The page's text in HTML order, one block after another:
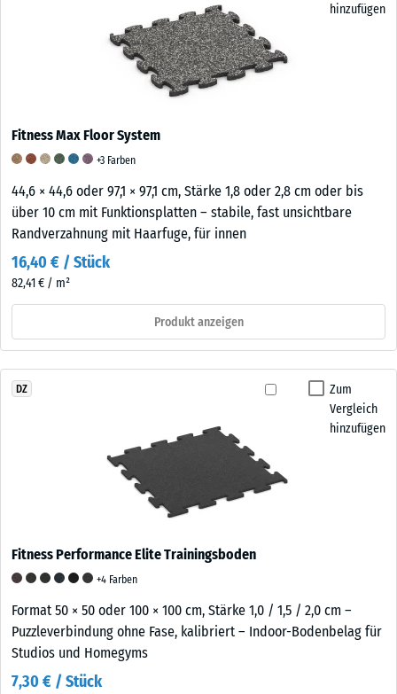
hinzufügen
Fitness Max Floor System
+3 Farben
44,6 × 44,6 oder 97,1 × 97,1 cm, Stärke 1,8 oder 2,8 cm oder bis
über 10 cm mit Funktionsplatten – stabile, fast unsichtbare
Randverzahnung mit Haarfuge, für innen
16,40 € / Stück
82,41 € / m²
Produkt anzeigen
Zum
Vergleich
hinzufügen
DZ
Fitness Performance Elite Trainingsboden
+4 Farben
Format 50 × 50 oder 100 × 100 cm, Stärke 1,0 / 1,5 / 2,0 cm –
Puzzleverbindung ohne Fase, kalibriert – Indoor-Bodenbelag für
Studios und Homegyms
7,30 € / Stück